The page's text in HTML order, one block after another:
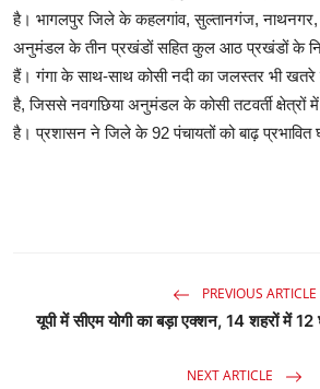
है। भागलपुर जिले के कहलगांव, सुल्तानगंज, नाथनगर,
अनुमंडल के तीन प्रखंडों सहित कुल आठ प्रखंडों के
हैं। गंगा के साथ-साथ कोसी नदी का जलस्तर भी
है, जिससे नवगछिया अनुमंडल के कोसी तटवर्ती क्षेत्रों
है। प्रशासन ने जिले के 92 पंचायतों को बाढ़ प्रभावित
PREVIOUS ARTICLE
यूपी में सीएम योगी का बड़ा एक्शन, 14 शहरों में
NEXT ARTICLE